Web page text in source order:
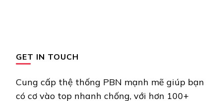
GET IN TOUCH
Cung cấp thệ thống PBN mạnh mẽ giúp bạn
có cơ vào top nhanh chống, với hơn 100+